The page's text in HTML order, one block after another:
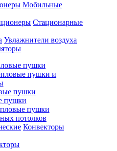
Мобильные
Стационарные
Увлажнители воздуха
пушки
пушки и
пушки
пушки
пушки
потолков
Конвекторы